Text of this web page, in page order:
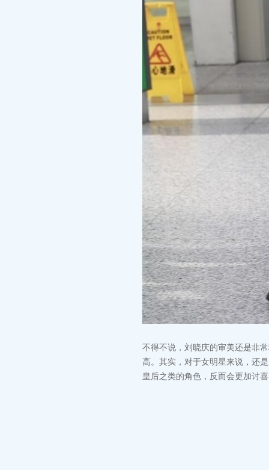
不得不说，刘晓庆的审美还是非
高。其实，对于女明星来说，还
皇后之类的角色，反而会更加讨